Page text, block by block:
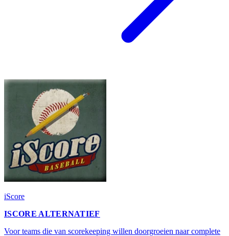
iScore
ISCORE ALTERNATIEF
Voor teams die van scorekeeping willen doorgroeien naar complete